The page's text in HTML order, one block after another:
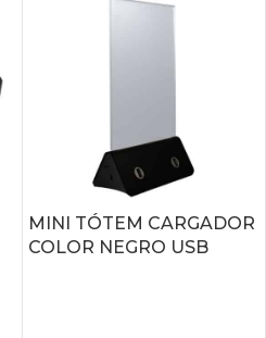
MINI TÓTEM CARGADOR
COLOR NEGRO USB